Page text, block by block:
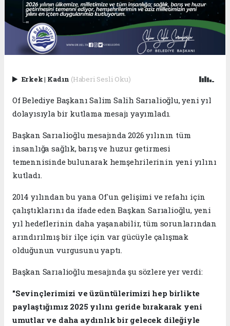
Erkek| Kadın (Haberi Sesli Oku)
Of Belediye Başkanı Salim Salih Sarıalioğlu, yeni yıl
dolayısıyla bir kutlama mesajı yayımladı.
Başkan Sarıalioğlu mesajında 2026 yılının tüm
insanlığa sağlık, barış ve huzur getirmesi
temennisinde bulunarak hemşehrilerinin yeni yılını
kutladı.
2014 yılından bu yana Of'un gelişimi ve refahı için
çalıştıklarını da ifade eden Başkan Sarıalioğlu, yeni
yıl hedeflerinin daha yaşanabilir, tüm sorunlarından
arındırılmış bir ilçe için var gücüyle çalışmak
olduğunun vurgusunu yaptı.
Başkan Sarıalioğlu mesajında şu sözlere yer verdi:
"Sevinçlerimizi ve üzüntülerimizi hep birlikte
paylaştığımız 2025 yılını geride bırakarak yeni
umutlar ve daha aydınlık bir gelecek dileğiyle